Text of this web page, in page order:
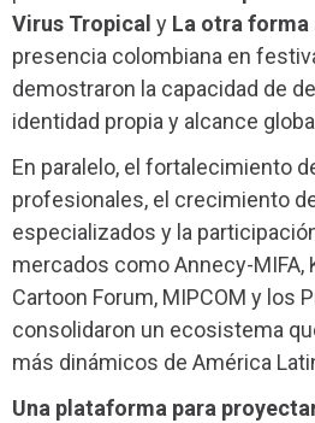
Virus Tropical y La otra forma
presencia colombiana en
demostraron la capacidad de
identidad propia y alcance
En paralelo, el fortalecimiento
profesionales, el crecimiento
especializados y la
mercados como Annecy-MIFA,
Cartoon Forum, MIPCOM y los
consolidaron un ecosistema
más dinámicos de América
Una plataforma para